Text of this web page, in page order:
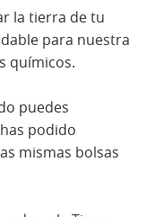
la tierra de tu
para nuestra
químicos.
puedes
podido
mismas bolsas